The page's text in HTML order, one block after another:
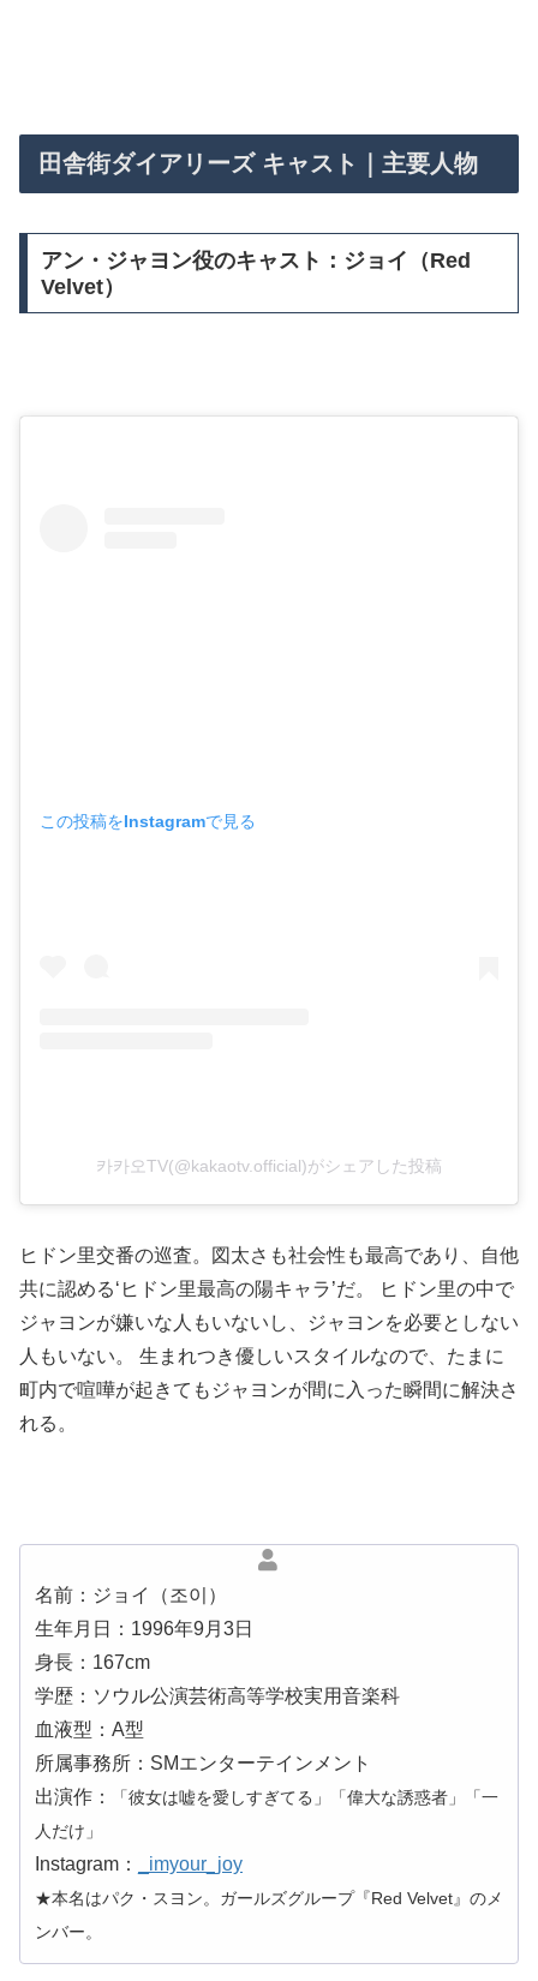
田舎街ダイアリーズ キャスト｜主要人物
アン・ジャヨン役のキャスト：ジョイ（Red
Velvet）
この投稿をInstagramで見る
카카오TV(@kakaotv.official)がシェアした投稿
ヒドン里交番の巡査。図太さも社会性も最高であり、自他
共に認める‘ヒドン里最高の陽キャラ’だ。 ヒドン里の中で
ジャヨンが嫌いな人もいないし、ジャヨンを必要としない
人もいない。 生まれつき優しいスタイルなので、たまに
町内で喧嘩が起きてもジャヨンが間に入った瞬間に解決さ
れる。
名前：ジョイ（조이）
生年月日：1996年9月3日
身長：167cm
学歴：ソウル公演芸術高等学校実用音楽科
血液型：A型
所属事務所：SMエンターテインメント
出演作：
「彼女は嘘を愛しすぎてる」「偉大な誘惑者」「一
人だけ」
Instagram： _imyour_joy
★本名はパク・スヨン。ガールズグループ『Red Velvet』のメ
ンバー。